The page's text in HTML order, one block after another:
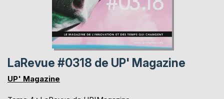
LaRevue #0318 de UP' Magazine
UP' Magazine